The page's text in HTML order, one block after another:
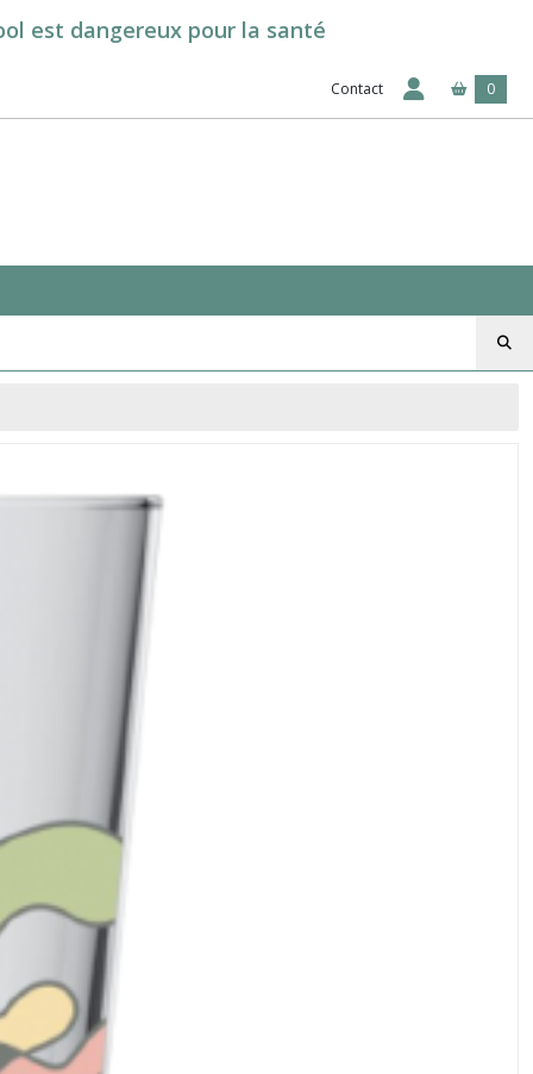
est dangereux pour la santé
Contact 0